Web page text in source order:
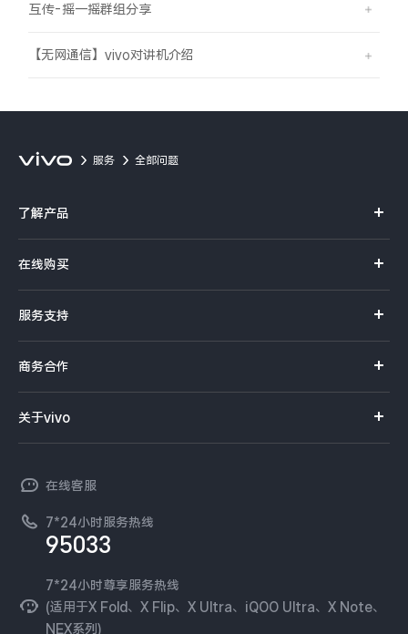
互传-摇一摇群组分享
【无网通信】vivo对讲机介绍
服务 全部问题
了解产品
S系列
Y系列
iQOO手机
T系列
NEX系列
在线购买
选购手机
选购配件
订单查询
服务支持
服务网点
查找手机
环保回收
安全公告
服务隐私政策
商务合作
开放平台
vivo 企业业务
廉正合规
国补营业执照
无线电发射设备销售备案
关于vivo
工作机会
新闻资讯
可持续发展
在线客服
7*24小时服务热线
95033
7*24小时尊享服务热线
(适用于X Fold、X Flip、X Ultra、iQOO Ultra、X Note、
NEX系列)